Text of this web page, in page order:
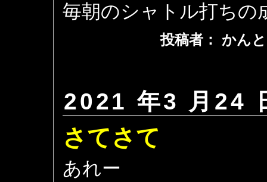
毎朝のシャトル打ちの
投稿者： かん
2021 年3 月24
さてさて
あれー